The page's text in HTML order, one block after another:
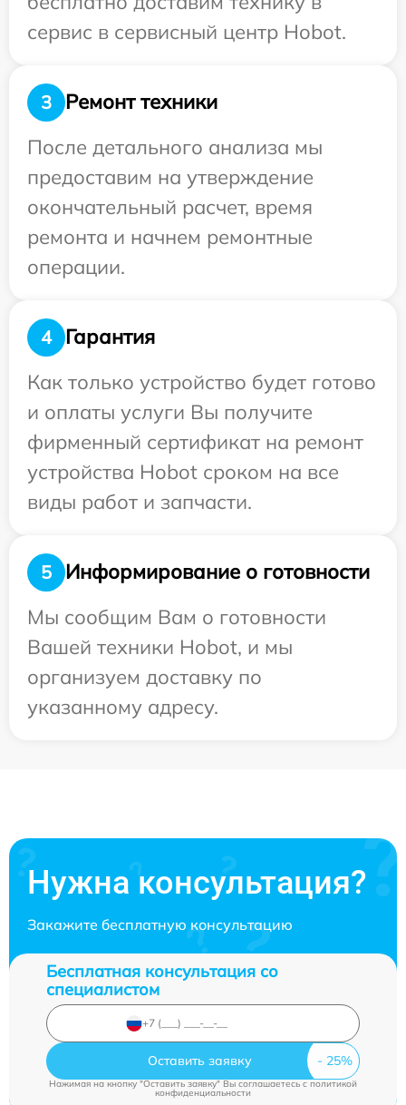
сервис в сервисный центр Hobot.
3
Ремонт техники
После детального анализа мы
предоставим на утверждение
окончательный расчет, время
ремонта и начнем ремонтные
операции.
4
Гарантия
Как только устройство будет готово
и оплаты услуги Вы получите
фирменный сертификат на ремонт
устройства Hobot сроком на все
виды работ и запчасти.
5
Информирование о готовности
Мы сообщим Вам о готовности
Вашей техники Hobot, и мы
организуем доставку по
указанному адресу.
Нужна консультация?
Закажите бесплатную консультацию
Бесплатная консультация со
специалистом
Оставить заявку
Нажимая на кнопку "Оставить заявку" Вы соглашаетесь cполитикой
конфиденциальности